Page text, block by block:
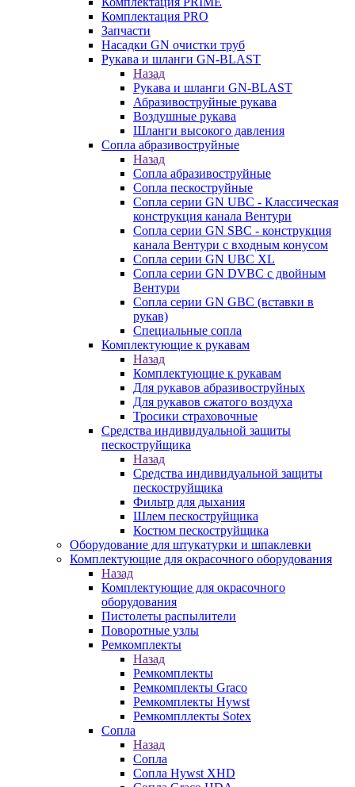
Комплектация PRO
Запчасти
Насадки GN очистки труб
Рукава и шланги GN-BLAST
Назад
Рукава и шланги GN-BLAST
Абразивоструйные рукава
Воздушные рукава
Шланги высокого давления
Сопла абразивоструйные
Назад
Сопла абразивоструйные
Сопла пескоструйные
Сопла серии GN UBC - Классическая
конструкция канала Вентури
Сопла серии GN SBC - конструкция
канала Вентури c входным конусом
Сопла серии GN UBC XL
Сопла серии GN DVBC с двойным
Вентури
Сопла серии GN GBC (вставки в
рукав)
Специальные сопла
Комплектующие к рукавам
Назад
Комплектующие к рукавам
Для рукавов абразивоструйных
Для рукавов сжатого воздуха
Тросики страховочные
Средства индивидуальной защиты
пескоструйщика
Назад
Средства индивидуальной защиты
пескоструйщика
Фильтр для дыхания
Шлем пескоструйщика
Костюм пескоструйщика
Оборудование для штукатурки и шпаклевки
Комплектующие для окрасочного оборудования
Назад
Комплектующие для окрасочного
оборудования
Пистолеты распылители
Поворотные узлы
Ремкомплекты
Назад
Ремкомплекты
Ремкомплекты Graco
Ремкомплекты Hywst
Ремкомпллекты Sotex
Сопла
Назад
Сопла
Сопла Hywst XHD